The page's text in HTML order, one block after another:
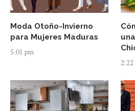
Moda Otoño-Invierno
para Mujeres Maduras
5:01 pm